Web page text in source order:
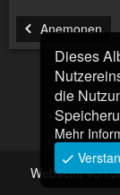
Anemonen
Webseite von
Dieses
die
Mehr